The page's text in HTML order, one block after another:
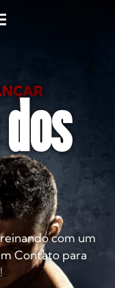
com um
Contato para